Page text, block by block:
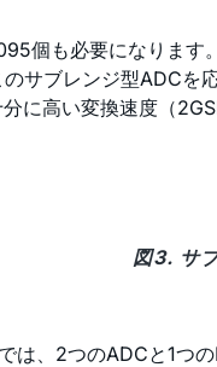
個も必要になりま
サブレンジ型ADC
に高い変換速度（
図3. サ
、2つのADCと1つ